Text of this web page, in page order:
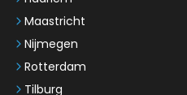
Maastricht
Nijmegen
Rotterdam
Tilburg